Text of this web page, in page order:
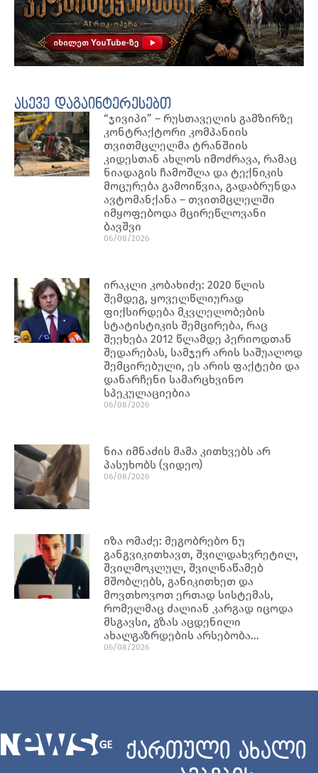
ასევე დაგაინტერესებთ
“ჯივიპი” – რუსთაველის გამზირზე
კონტრაქტორი კომპანიის
თვითმცლელმა ტრანშიის
კიდესთან ახლოს იმოძრავა, რამაც
ნიადაგის ჩამოშლა და ტექნიკის
მოცურება გამოიწვია, გადაბრუნდა
ავტომანქანა – თვითმცლელში
იმყოფებოდა მცირეწლოვანი
ბავშვი
06/08/2026
ირაკლი კობახიძე: 2020 წლის
შემდეგ, ყოველწლიურად
ფიქსირდება მკვლელობების
სტატისტიკის შემცირება, რაც
შეეხება 2012 წლამდე პერიოდთან
შედარებას, სამჯერ არის საშუალოდ
შემცირებული, ეს არის ფაქტები და
დანარჩენი სამარცხვინო
სპეკულაციებია
06/08/2026
ნია იმნაძის მამა კითხვებს არ
პასუხობს (ვიდეო)
06/08/2026
იზა ომაძე: მეგობრებო ნუ
განგვიკითხავთ, შვილდახვრეტილ,
შვილმოკლულ, შვილნაწამებ
მშობლებს, განიკითხეთ და
მოვთხოვოთ ერთად სისტემას,
რომელმაც ძალიან კარგად იცოდა
მსგავსი, გზას აცდენილი
ახალგაზრდების არსებობა…
06/08/2026
ქართული ახალი